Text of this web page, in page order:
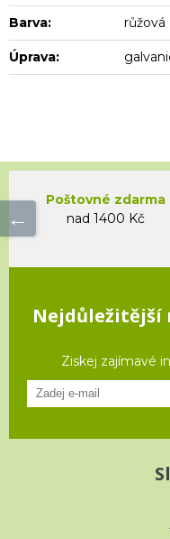
Barva: růžová
Úprava:
Poštovné zdarma
nad 1400 Kč
Nejdůležitější
Ziskej zajímavé